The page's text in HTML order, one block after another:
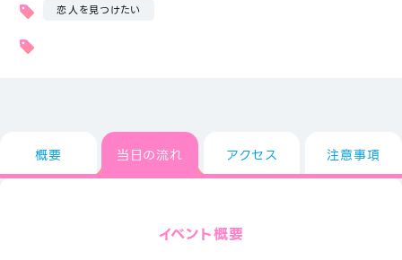
恋人を見つけたい
概要 当日の流れ アクセス 注意事項
イベント概要